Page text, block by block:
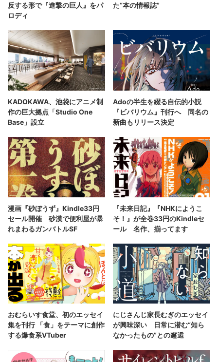
反する形で『進撃の巨人』をパ
ロディ
た“本の情報誌”
KADOKAWA、池袋にアニメ制
作の巨大拠点「Studio One
Base」設立
Adoの半生を綴る自伝的小説
『ビバリウム』刊行へ 同名の
新曲もリリース決定
漫画『砂ぼうず』Kindle33円
セール開催 砂漠で便利屋が暴
れまわるガンバトルSF
『未来日記』『NHKにようこ
そ！』が全巻33円のKindleセ
ール 名作、揃ってます
おむらいす食堂、初のエッセイ
集を刊行 「食」をテーマに創作
する爆食系VTuber
にじさんじ家長むぎのエッセイ
が興味深い 日常に潜む“知ら
なかったもの”との邂逅